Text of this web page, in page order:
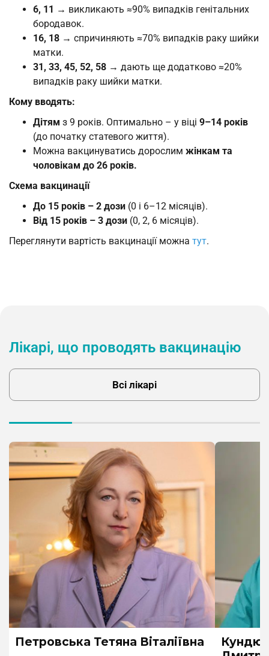
6, 11 → викликають ≈90% випадків генітальних
бородавок.
16, 18 → спричиняють ≈70% випадків раку шийки
матки.
31, 33, 45, 52, 58 → дають ще додатково ≈20%
випадків раку шийки матки.
Кому вводять:
Дітям з 9 років. Оптимально – у віці 9–14 років
(до початку статевого життя).
Можна вакцинуватись дорослим жінкам та
чоловікам до 26 років.
Схема вакцинації
До 15 років – 2 дози (0 і 6–12 місяців).
Від 15 років – 3 дози (0, 2, 6 місяців).
Переглянути вартість вакцинації можна тут.
Лікарі, що проводять вакцинацію
Всі лікарі
Петровська Тетяна Віталіївна